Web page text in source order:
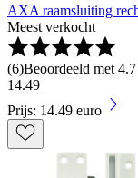
AXA raamsluiting
Meest verkocht
(6)Beoordeeld met
14.49
Prijs: 14.49 euro